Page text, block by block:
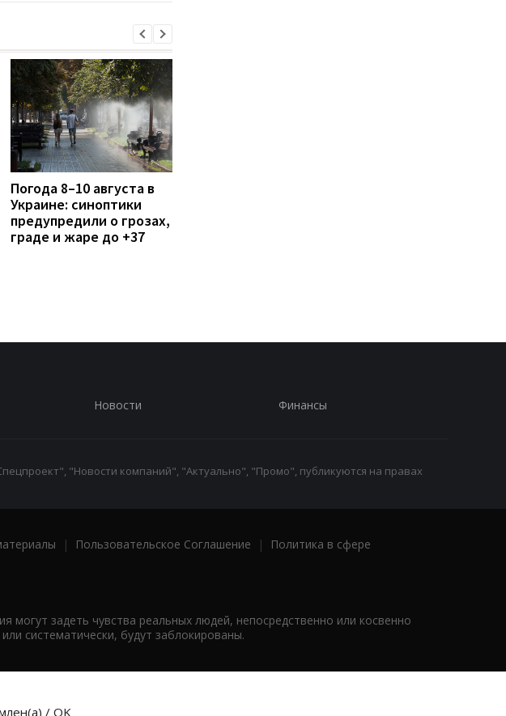
Погода 8–10 августа в
Украине: синоптики
предупредили о грозах,
граде и жаре до +37
Новости Финансы
"Новости компаний", "Актуально", "Промо", публикуются на правах
| Пользовательское Соглашение |
Политика в сфере
задеть чувства реальных людей, непосредственно или косвенно
систематически, будут заблокированы.
/ OK